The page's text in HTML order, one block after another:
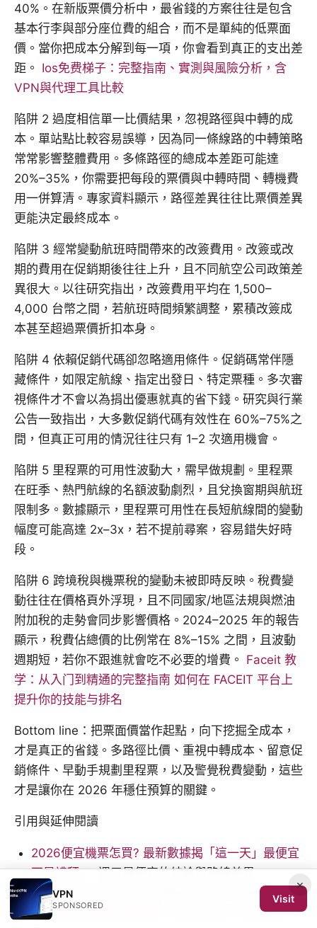
40%。在新版票價分析中，最省錢的方案往往是包含
基本行李與部分座位費的組合，而不是單純的低票面
價。當你把成本分解到每一項，你會看到真正的支出差
距。 Ios免费梯子：完整指南、實測與風險分析，含
VPN與代理工具比較
陷阱 2 過度相信單一比價結果，忽視路徑與中轉的成
本。單站點比較容易誤導，因為同一條線路的中轉策略
常常影響整體費用。多條路徑的總成本差距可能達
20%–35%，你需要把每段的票價與中轉時間、轉機費
用一併算清。專家資料顯示，路徑差異往往比票價差異
更能決定最終成本。
陷阱 3 經常變動航班時間帶來的改簽費用。改簽或改
期的費用在促銷期後往往上升，且不同航空公司政策差
異很大。以往研究指出，改簽費用平均在 1,500–
4,000 台幣之間，若航班時間頻繁調整，累積改簽成
本甚至超過票價折扣本身。
陷阱 4 依賴促銷代碼卻忽略適用條件。促銷碼常伴隱
藏條件，如限定航線、指定出發日、特定票種。多次審
視條件才不會以為捐出優惠就真的省下錢。研究與行業
公告一致指出，大多數促銷代碼有效性在 60%–75%之
間，但真正可用的情況往往只有 1–2 次適用機會。
陷阱 5 里程票的可用性波動大，需早做規劃。里程票
在旺季、熱門航線的名額波動劇烈，且兌換窗期與航班
限制多。數據顯示，里程票可用性在長短航線間的變動
幅度可能高達 2x–3x，若不提前尋案，容易錯失好時
段。
陷阱 6 跨境稅與機票稅的變動未被即時反映。稅費變
動往往在價格頁外浮現，且不同國家/地區法規與燃油
附加稅的走勢會同步影響價格。2024–2025 年的報告
顯示，稅費佔總價的比例常在 8%–15% 之間，且波動
週期短，若你不跟進就會吃不必要的增費。 Faceit 教
学：从入门到精通的完整指南 如何在 FACEIT 平台上
提升你的技能与排名
Bottom line：把票面價當作起點，向下挖掘全成本，
才是真正的省錢。多路徑比價、重視中轉成本、留意促
銷條件、早動手規劃里程票，以及警覺稅費變動，這些
才是讓你在 2026 年穩住預算的關鍵。
引用與延伸閱讀
2026便宜機票怎買? 最新數據揭「這一天」最便宜
不是禮拜二, 週三最便宜的結論與路線差異
外站票攻略成出國關鍵
, 價格走勢與外站票的影響
5 大撇步的機票省錢攻略
, 透過結合技巧降低成本的
×
VPN
SPONSORED
Visit